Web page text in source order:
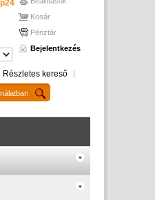
Kosár
Pénztár
Bejelentkezés
Részletes kereső